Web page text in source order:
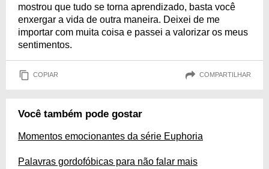
mostrou que tudo se torna aprendizado, basta você
enxergar a vida de outra maneira. Deixei de me
importar com muita coisa e passei a valorizar os meus
sentimentos.
COPIAR COMPARTILHAR
Você também pode gostar
Momentos emocionantes da série Euphoria
Palavras gordofóbicas para não falar mais